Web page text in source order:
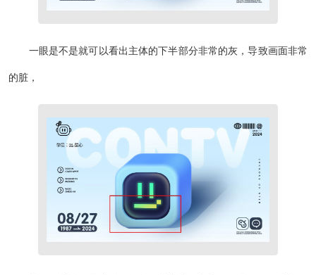
一眼是不是就可以看出主体的下半部分非常的灰，导致画面非常
的脏，